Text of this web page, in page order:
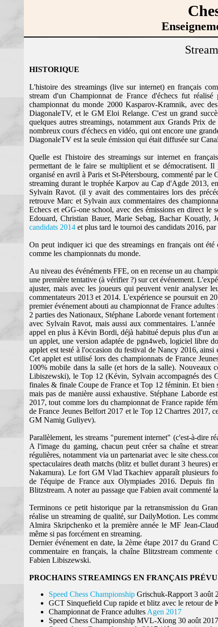
HISTORIQUE
L'histoire des streamings (live sur internet) en français
stream d'un Championnat de France d'échecs fut
championnat du monde 2000 Kasparov-Kramnik, avec
DiagonaleTV, et le GM Eloi Relange. C'est un grand
quelques autres streamings, notamment aux Grands Prix
nombreux cours d'échecs en vidéo, qui ont encore une
DiagonaleTV est la seule émission qui était diffusée sur
Quelle est l'histoire des streamings sur internet en
permettant de le faire se multiplient et se démocratisent.
organisé en avril à Paris et St-Pétersbourg, commenté par
streaming durant le trophée Karpov au Cap d'Agde 2013,
Sylvain Ravot. (il y avait des commentaires lors des
retrouve Marc et Sylvain aux commentaires des
Echecs et eGG-one school, avec des émissions en direct
Edouard, Christian Bauer, Marie Sebag, Bachar
candidats 2014 et plus tard le tournoi des candidats 2016,
On peut indiquer ici que des streamings en français ont été
comme les championnats du monde.
Au niveau des événéments FFE, on en recense un au
une première tentative (à vérifier ?) sur cet événement.
ajuster, mais avec les joueurs qui peuvent venir analyser
commentateurs 2013 et 2014. L'expérience se poursuit en
premier événement abouti au championnat de France
2 parties des Nationaux, Stéphane Laborde venant
avec Sylvain Ravot, mais aussi aux commentaires.
appel en plus à Kévin Bordi, déjà habitué depuis plus d'un
un applet, une version adaptée de pgn4web, logiciel libre
applet est testé à l'occasion du festival de Nancy 2016, ainsi
Cet applet est utilisé lors des championnats de France
100% mobile dans la salle (et hors de la salle).
Libiszewski), le Top 12 (Kévin, Sylvain accompagnés
finales & finale Coupe de France et Top 12 féminin. Et bien
mais pas de manière aussi exhaustive. Stéphane Laborde
2017, tout comme lors du championnat de France rapide
de France Jeunes Belfort 2017 et le Top 12 Chartres 2017,
GM Namig Guliyev).
Parallèlement, les streams "purement internet" (c'est-à-dire
A l'image du gaming, chacun peut créer sa chaîne et
régulières, notamment via un partenariat avec le site
spectaculaires death matchs (blitz et bullet durant 3 heures)
Nakamura). Le fort GM Vlad Tkachiev apparaît plusieurs
de l'équipe de France aux Olympiades 2016. Depuis
Blitzstream. A noter au passage que Fabien avait
Terminons ce petit historique par la retransmission du
réalise un streaming de qualité, sur DailyMotion. Les
Almira Skripchenko et la première année le MF Jean-
même si pas forcément en streaming.
Dernier événement en date, la 2ème étape 2017 du Grand
commentaire en français, la chaîne Blitzstream
Fabien Libiszewski.
PROCHAINS STREAMINGS EN FRANÇAIS
Speed Chess Championship Grischuk-Rapport 3 août
GCT Sinquefield Cup rapide et blitz avec le retour
Championnat de France adultes Agen 2017
Speed Chess Championship MVL-Xiong 30 août 2017